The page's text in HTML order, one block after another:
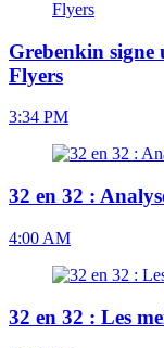
Grebenkin signe
Flyers
3:34 PM
32 en 32 :
4:00 AM
32 en 32 : Les